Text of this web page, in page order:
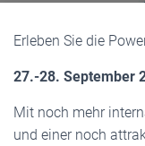
Erleben Sie die
27.-28. September
Mit noch mehr
und einer noch